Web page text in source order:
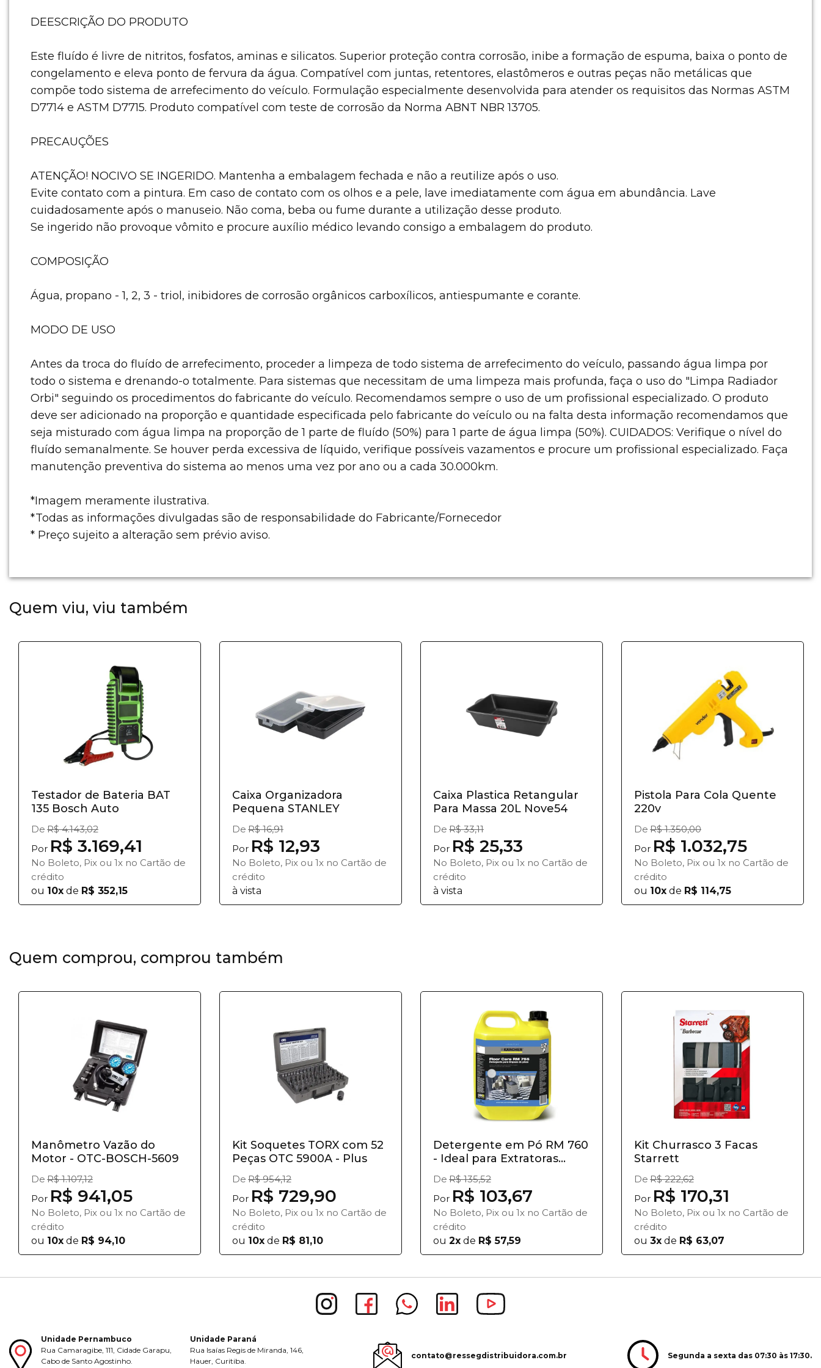
DEESCRIÇÃO DO PRODUTO
Este fluído é livre de nitritos, fosfatos, aminas e silicatos. Superior proteção contra corrosão, inibe a formação de espuma, baixa o ponto de
congelamento e eleva ponto de fervura da água. Compatível com juntas, retentores, elastômeros e outras peças não metálicas que
compõe todo sistema de arrefecimento do veículo. Formulação especialmente desenvolvida para atender os requisitos das Normas ASTM
D7714 e ASTM D7715. Produto compatível com teste de corrosão da Norma ABNT NBR 13705.
PRECAUÇÕES
ATENÇÃO! NOCIVO SE INGERIDO. Mantenha a embalagem fechada e não a reutilize após o uso.
Evite contato com a pintura. Em caso de contato com os olhos e a pele, lave imediatamente com água em abundância. Lave
cuidadosamente após o manuseio. Não coma, beba ou fume durante a utilização desse produto.
Se ingerido não provoque vômito e procure auxílio médico levando consigo a embalagem do produto.
COMPOSIÇÃO
Água, propano - 1, 2, 3 - triol, inibidores de corrosão orgânicos carboxílicos, antiespumante e corante.
MODO DE USO
Antes da troca do fluído de arrefecimento, proceder a limpeza de todo sistema de arrefecimento do veículo, passando água limpa por
todo o sistema e drenando-o totalmente. Para sistemas que necessitam de uma limpeza mais profunda, faça o uso do "Limpa Radiador
Orbi" seguindo os procedimentos do fabricante do veículo. Recomendamos sempre o uso de um profissional especializado. O produto
deve ser adicionado na proporção e quantidade especificada pelo fabricante do veículo ou na falta desta informação recomendamos que
seja misturado com água limpa na proporção de 1 parte de fluído (50%) para 1 parte de água limpa (50%). CUIDADOS: Verifique o nível do
fluído semanalmente. Se houver perda excessiva de líquido, verifique possíveis vazamentos e procure um profissional especializado. Faça
manutenção preventiva do sistema ao menos uma vez por ano ou a cada 30.000km.
*Imagem meramente ilustrativa.
*Todas as informações divulgadas são de responsabilidade do Fabricante/Fornecedor
* Preço sujeito a alteração sem prévio aviso.
Quem viu, viu também
Testador de Bateria BAT
135 Bosch Auto
De R$ 4.143,02
Por R$ 3.169,41
No Boleto, Pix ou 1x no Cartão de
crédito
ou 10x de R$ 352,15
Caixa Organizadora
Pequena STANLEY
De R$ 16,91
Por R$ 12,93
No Boleto, Pix ou 1x no Cartão de
crédito
à vista
Caixa Plastica Retangular
Para Massa 20L Nove54
De R$ 33,11
Por R$ 25,33
No Boleto, Pix ou 1x no Cartão de
crédito
à vista
Pistola Para Cola Quente
220v
De R$ 1.350,00
Por R$ 1.032,75
No Boleto, Pix ou 1x no Cartão de
crédito
ou 10x de R$ 114,75
Quem comprou, comprou também
Manômetro Vazão do
Motor - OTC-BOSCH-5609
De R$ 1.107,12
Por R$ 941,05
No Boleto, Pix ou 1x no Cartão de
crédito
ou 10x de R$ 94,10
Kit Soquetes TORX com 52
Peças OTC 5900A - Plus
De R$ 954,12
Por R$ 729,90
No Boleto, Pix ou 1x no Cartão de
crédito
ou 10x de R$ 81,10
Detergente em Pó RM 760
- Ideal para Extratoras...
De R$ 135,52
Por R$ 103,67
No Boleto, Pix ou 1x no Cartão de
crédito
ou 2x de R$ 57,59
Kit Churrasco 3 Facas
Starrett
De R$ 222,62
Por R$ 170,31
No Boleto, Pix ou 1x no Cartão de
crédito
ou 3x de R$ 63,07
Unidade Pernambuco
Rua Camaragibe, 111, Cidade Garapu,
Cabo de Santo Agostinho.
Unidade Paraná
Rua Isaías Regis de Miranda, 146,
Hauer, Curitiba.
contato@ressegdistribuidora.com.br Segunda a sexta das 07:30 às 17:30.